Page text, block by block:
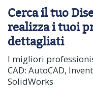
Cerca il tuo
realizza i tuoi
dettagliati
I migliori
CAD: AutoCAD,
SolidWorks